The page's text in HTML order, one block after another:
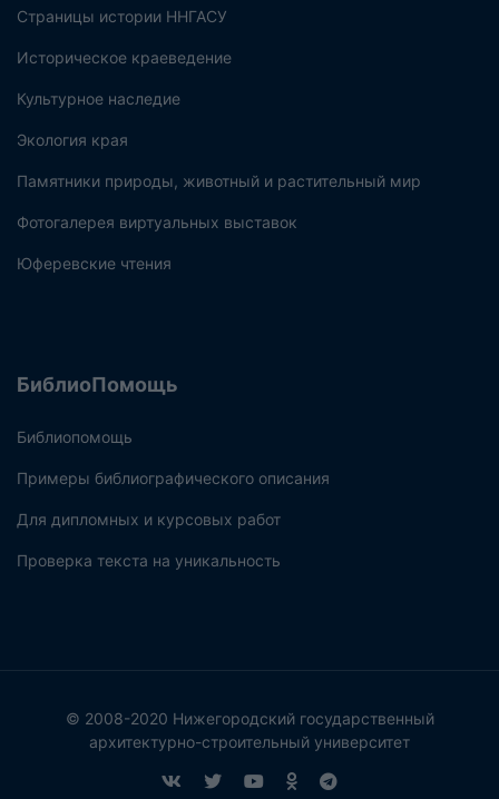
Страницы истории ННГАСУ
Историческое краеведение
Культурное наследие
Экология края
Памятники природы, животный и растительный мир
Фотогалерея виртуальных выставок
Юферевские чтения
БиблиоПомощь
Библиопомощь
Примеры библиографического описания
Для дипломных и курсовых работ
Проверка текста на уникальность
© 2008-2020 Нижегородский государственный
архитектурно-строительный университет